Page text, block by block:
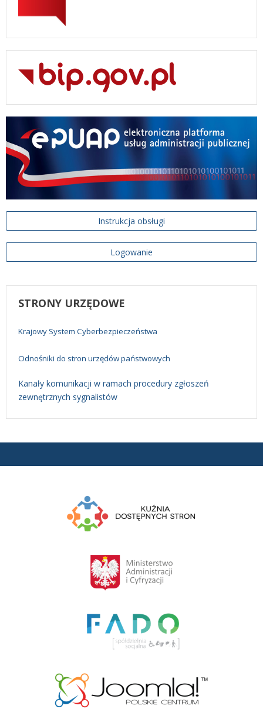
Instrukcja obsługi
Logowanie
STRONY URZĘDOWE
Krajowy System Cyberbezpieczeństwa
Odnośniki do stron urzędów państwowych
Kanały komunikacji w ramach procedury zgłoszeń
zewnętrznych sygnalistów